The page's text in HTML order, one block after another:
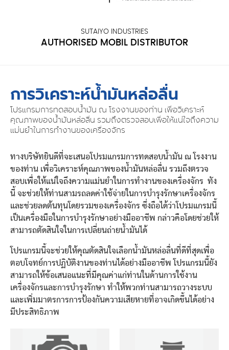
AUTHORISED MOBIL DISTRIBUTOR
SUTAIYO INDUSTRIES
การวิเคราะห์น้ำมันหล่อลื่น
โปรแกรมการทดสอบน้ำมัน ณ โรงงานของท่าน เพื่อวิเคราะห์
คุณภาพของน้ำมันหล่อลื่น รวมถึงตรวจสอบเพื่อให้แน่ใจถึงความ
แม่นยำในการทำงานของเครื่องจักร
ทางบริษัทยินดีที่จะเสนอโปรมแกรมการทดสอบน้ำมัน ณ โรงงาน
ของท่าน เพื่อวิเคราะห์คุณภาพของน้ำมันหล่อลื่น รวมถึงตรวจ
สอบเพื่อให้แน่ใจถึงความแม่นยำในการทำงานของเครื่องจักร ทัง
นี้ จะช่วยให้ท่านสามรถลดค่าใช้จ่ายในการบำรุงรักษาเครื่องจักร
และช่วยลดต้นทุนโดยรวมของเครื่องจักร ซึ่งถือได้ว่าโปรมแกรมนี้
เป็นเครื่องมือในการบำรุงรักษาอย่างมืออาชีพ กล่าวคือโดยช่วยให้
สามารถตัดสินใจในการเปลี่ยนถ่ายน้ำมันได้
โปรแกรมนี้จะช่วยให้คุณตัดสินใจเลือกน้ำมันหล่อลื่นที่ดีที่สุดเพื่อ
ตอบโจทย์การปฏิบัติงานของท่านได้อย่างมืออาชีพ โปรแกรมนี้ยัง
สามารถให้ข้อเสนอแนะที่มีคุณค่าแก่ท่านในด้านการใช้งาน
เครื่องจักรและการบำรุงรักษา ทำให้พวกท่านสามารถวางระบบ
และเพิ่มมาตรการการป้องกันความเสียหายที่อาจเกิดขึ้นได้อย่าง
มีประสิทธิภาพ